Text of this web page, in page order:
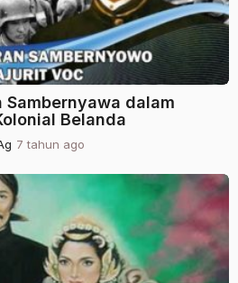
Sambernyawa dalam
Belanda
7 tahun ago
a
u
n
a
g
o